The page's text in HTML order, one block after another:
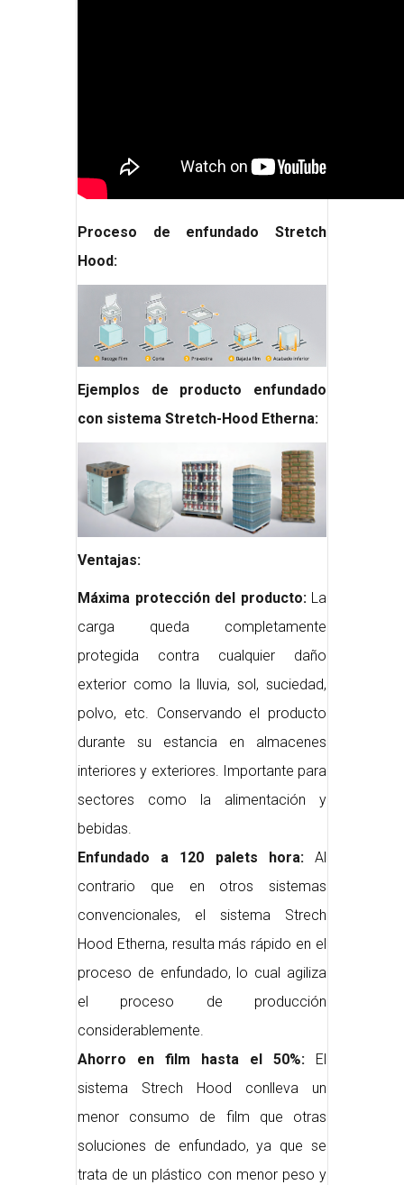
Proceso de enfundado Stretch
Hood:
Ejemplos de producto enfundado
con sistema Stretch-Hood Etherna:
Ventajas:
Máxima protección del producto:La
carga queda completamente
protegida contra cualquier daño
exterior como la lluvia, sol, suciedad,
polvo, etc. Conservando el producto
durante su estancia en almacenes
interiores y exteriores. Importante para
sectores como la alimentación y
bebidas.
Enfundado a 120 palets hora:Al
contrario que en otros sistemas
convencionales, el sistema Strech
Hood Etherna, resulta más rápido en el
proceso de enfundado, lo cual agiliza
el proceso de producción
considerablemente.
Ahorro en film hasta el 50%: El
sistema Strech Hood conlleva un
menor consumo de film que otras
soluciones de enfundado, ya que se
trata de un plástico con menor peso y